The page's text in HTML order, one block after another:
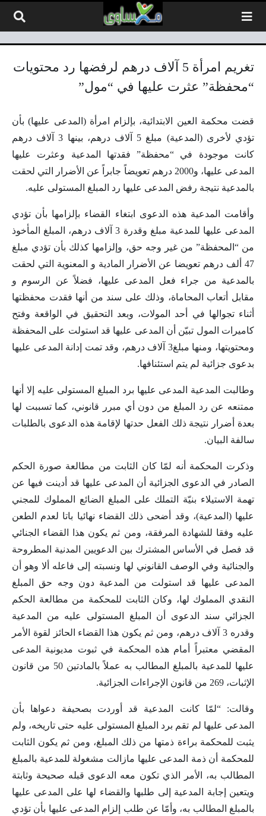
تغريم امرأة 5 آلاف درهم لرفضها رد محتويات
“محفظة” عثرت عليها في “مول”
قضت محكمة العين الابتدائية، بإلزام امرأة (المدعى عليها) بأن
تؤدي لأخرى (المدعية) مبلغ 5 آلاف درهم، بينها 3 آلاف درهم
كانت موجودة في “محفظة” فقدتها المدعية وعثرت عليها
المدعى عليها، و2000 درهم تعويضاً جابراً عن الأضرار التي لحقت
بالمدعية نتيجة رفض المدعى عليها رد المبلغ المستولى عليه.
وأقامت المدعية هذه الدعوى ابتغاء القضاء بإلزامها بأن تؤدي
المدعى عليها للمدعية مبلغ وقدرة 3 آلاف درهم، المبلغ المأخوذ
من “المحفظة” من غير وجه حق، وإلزامها كذلك بأن تؤدي مبلغ
47 ألف درهم تعويضا عن الأضرار المادية و المعنوية التي لحقت
بالمدعية من جراء فعل المدعى عليها، فضلاً عن الرسوم و
مقابل أتعاب المحاماة، وذلك على سند من أنها فقدت محفظتها
أثناء تجوالها في أحد المولات، وبعد التحقيق في الواقعة وفتح
كاميرات المول تبيّن أن المدعى عليها قد استولت على المحفظة
ومحتويتها، ومنها مبلغ3 آلاف درهم، وقد تمت إدانة المدعى عليها
بدعوى جزائية لم يتم استئنافها.
وطالبت المدعية المدعى عليها برد المبلغ المستولى عليه إلا أنها
ممتنعه عن رد المبلغ من دون أي مبرر قانوني، كما تسببت لها
بعدة أضرار نتيجة ذلك الفعل حدتها لإقامة هذه الدعوى بالطلبات
سالفة البيان.
وذكرت المحكمة أنه لمّا كان الثابت من مطالعة صورة الحكم
الصادر في الدعوى الجزائية أن المدعى عليها قد أدينت فيها عن
تهمة الاستيلاء بنيّة التملك على المبلغ الضائع المملوك للمجني
عليها (المدعية)، وقد أضحى ذلك القضاء نهائيا باتا لعدم الطعن
عليه وفقا للشهادة المرفقة، ومن ثم يكون هذا القضاء الجنائي
قد فصل في الأساس المشترك بين الدعويين المدنية المطروحة
والجنائية وفي الوصف القانوني لها ونسبته إلى فاعله ألا وهو أن
المدعى عليها قد استولت من المدعية دون وجه حق المبلغ
النقدي المملوك لها، وكان الثابت للمحكمة من مطالعة الحكم
الجزائي سند الدعوى أن المبلغ المستولى عليه من المدعية
وقدره 3 آلاف درهم، ومن ثم يكون هذا القضاء الحائز لقوة الأمر
المقضي معتبراً أمام هذه المحكمة في ثبوت مديونية المدعى
عليها للمدعية بالمبلغ المطالب به عملاً بالمادتين 50 من قانون
الإثبات، 269 من قانون الإجراءات الجزائية.
وقالت: “لمّا كانت المدعية قد أوردت بصحيفة دعواها بأن
المدعى عليها لم تقم برد المبلغ المستولى عليه حتى تاريخه، ولم
يثبت للمحكمة براءة ذمتها من ذلك المبلغ، ومن ثم يكون الثابت
للمحكمة أن ذمة المدعى عليها مازالت مشغولة للمدعية بالمبلغ
المطالب به، الأمر الذي تكون معه الدعوى قبله صحيحة وثابتة
ويتعين إجابة المدعية إلى طلبها والقضاء لها على المدعى عليها
بالمبلغ المطالب به، وأمّا عن طلب إلزام المدعى عليها بأن تؤدي